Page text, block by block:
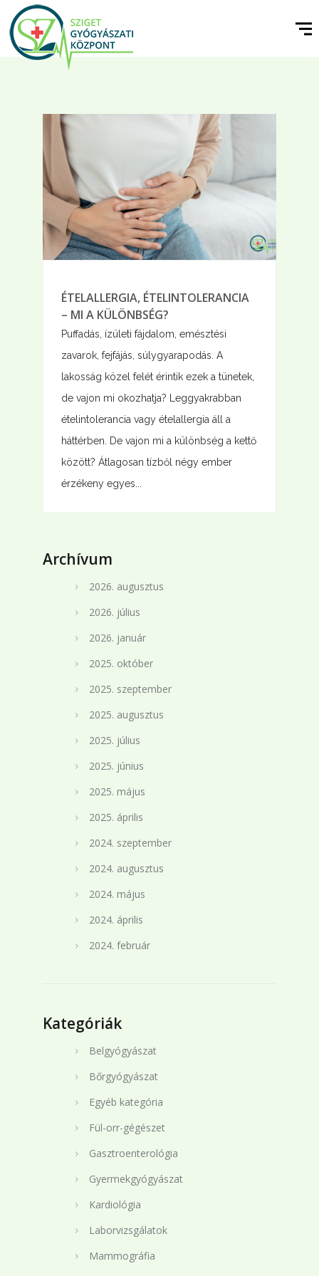
ÉTELALLERGIA, ÉTELINTOLERANCIA
– MI A KÜLÖNBSÉG?
Puffadás, ízületi fájdalom, emésztési
zavarok, fejfájás, súlygyarapodás. A
lakosság közel felét érintik ezek a tünetek,
de vajon mi okozhatja? Leggyakrabban
ételintolerancia vagy ételallergia áll a
háttérben. De vajon mi a különbség a kettő
között? Átlagosan tízből négy ember
érzékeny egyes...
Archívum
2026. augusztus
2026. július
2026. január
2025. október
2025. szeptember
2025. augusztus
2025. július
2025. június
2025. május
2025. április
2024. szeptember
2024. augusztus
2024. május
2024. április
2024. február
Kategóriák
Belgyógyászat
Bőrgyógyászat
Egyéb kategória
Fül-orr-gégészet
Gasztroenterológia
Gyermekgyógyászat
Kardiológia
Laborvizsgálatok
Mammográfia